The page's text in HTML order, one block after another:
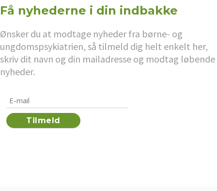
Få nyhederne i din indbakke
Ønsker du at modtage nyheder fra børne- og
ungdomspsykiatrien, så tilmeld dig helt enkelt her,
skriv dit navn og din mailadresse og modtag løbende
nyheder.